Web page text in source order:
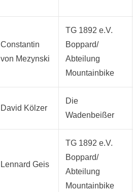
Constantin
von Mezynski
TG 1892 e.V.
Boppard/
Abteilung
Mountainbike
David Kölzer
Die
Wadenbeißer
Lennard Geis
TG 1892 e.V.
Boppard/
Abteilung
Mountainbike